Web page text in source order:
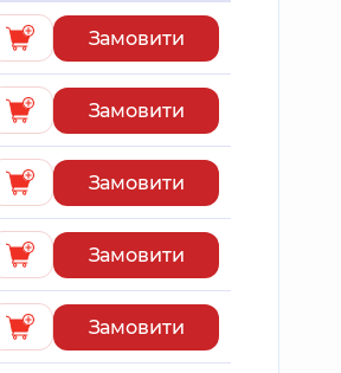
Замовити
Замовити
Замовити
Замовити
Замовити